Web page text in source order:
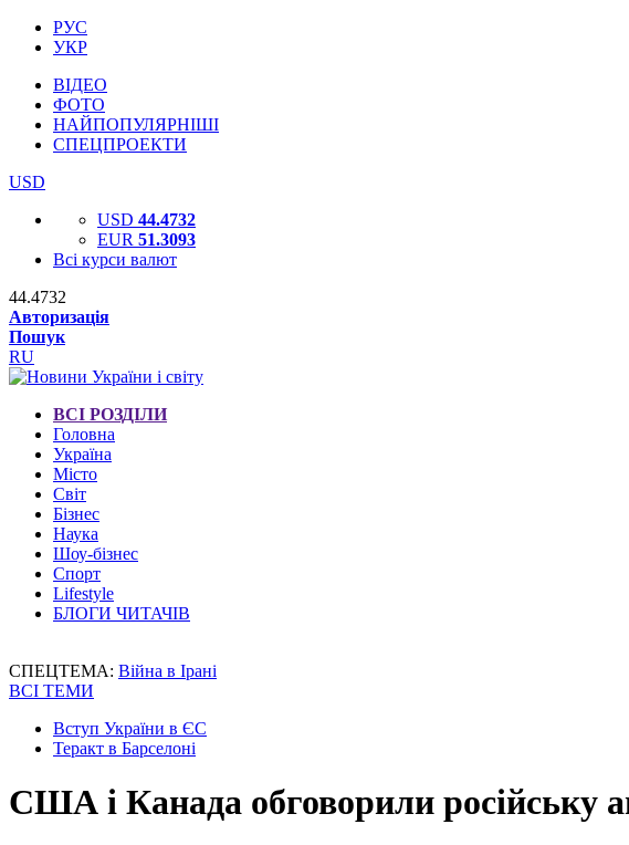
РУС
УКР
ВІДЕО
ФОТО
НАЙПОПУЛЯРНІШІ
СПЕЦПРОЕКТИ
USD
USD 44.4732
EUR 51.3093
Всі курси валют
44.4732
Авторизація
Пошук
RU
ВСІ РОЗДІЛИ
Головна
Україна
Місто
Світ
Бізнес
Наука
Шоу-бізнес
Спорт
Lifestyle
БЛОГИ ЧИТАЧІВ
СПЕЦТЕМА: Війна в Ірані
ВСІ ТЕМИ
Вступ України в ЄС
Теракт в Барселоні
США і Канада обговорили російську